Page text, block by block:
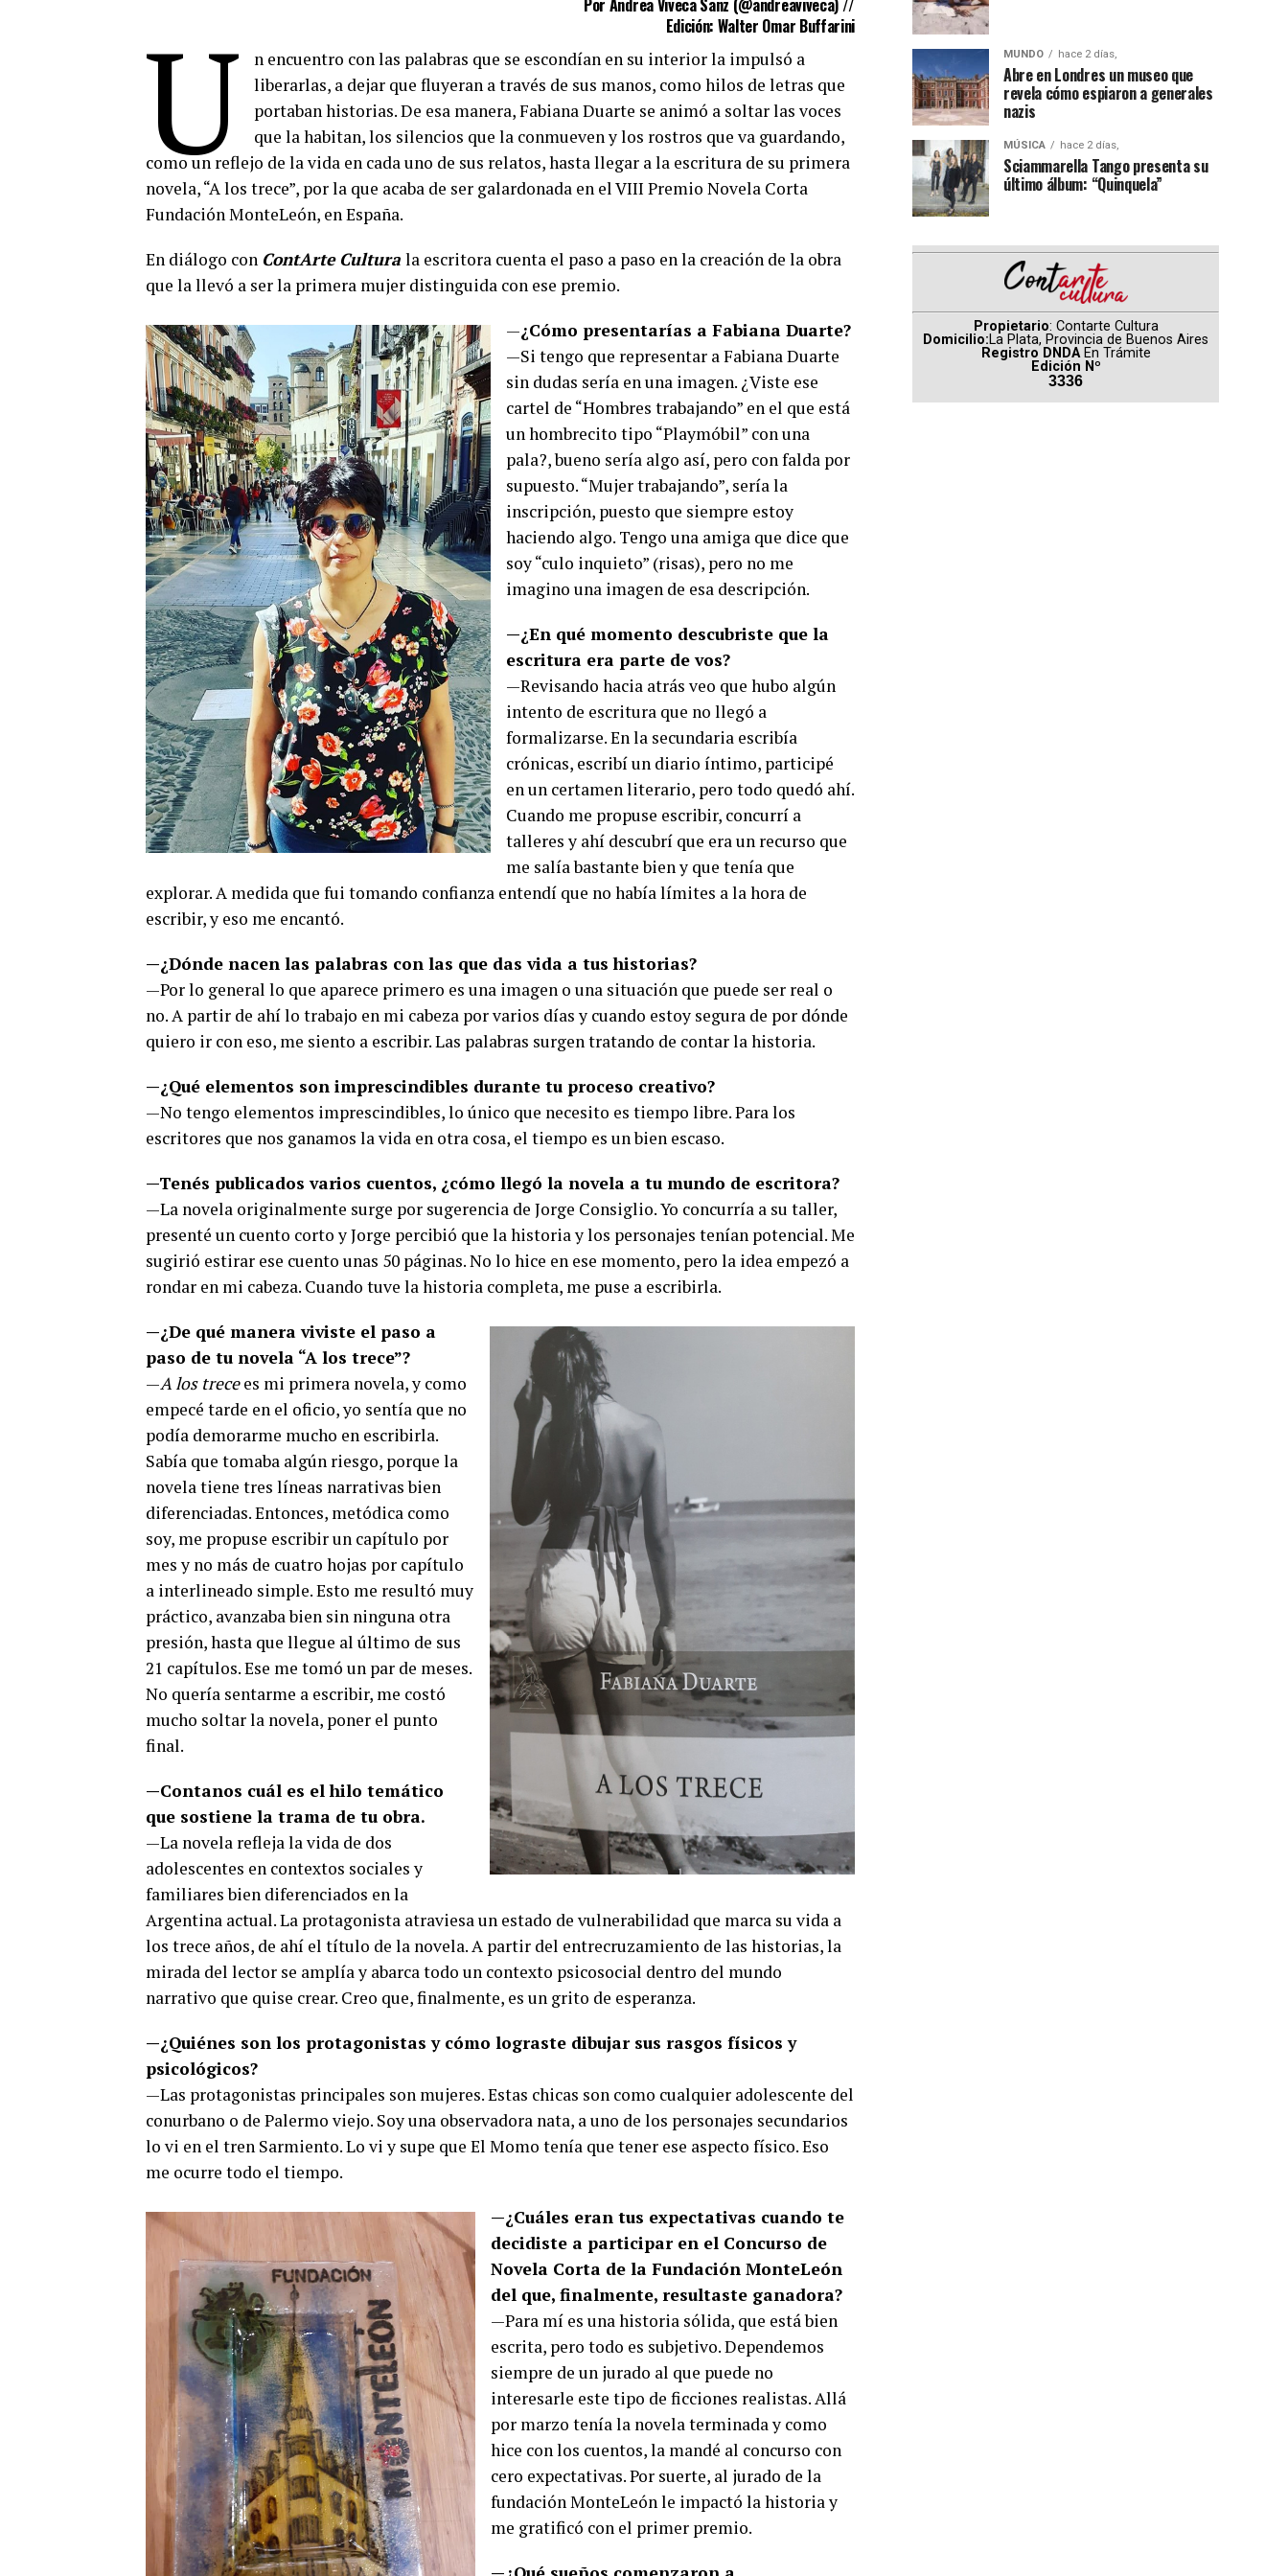
Por Andrea Viveca Sanz (@andreaviveca) //
Edición: Walter Omar Buffarini
U
n encuentro con las palabras que se escondían en su interior la impulsó a
liberarlas, a dejar que fluyeran a través de sus manos, como hilos de letras que
portaban historias. De esa manera, Fabiana Duarte se animó a soltar las voces
que la habitan, los silencios que la conmueven y los rostros que va guardando,
como un reflejo de la vida en cada uno de sus relatos, hasta llegar a la escritura de su primera
novela, “A los trece”, por la que acaba de ser galardonada en el VIII Premio Novela Corta
Fundación MonteLeón, en España.
En diálogo con ContArte Cultura la escritora cuenta el paso a paso en la creación de la obra
que la llevó a ser la primera mujer distinguida con ese premio.
—¿Cómo presentarías a Fabiana Duarte?
—Si tengo que representar a Fabiana Duarte
sin dudas sería en una imagen. ¿Viste ese
cartel de “Hombres trabajando” en el que está
un hombrecito tipo “Playmóbil” con una
pala?, bueno sería algo así, pero con falda por
supuesto. “Mujer trabajando”, sería la
inscripción, puesto que siempre estoy
haciendo algo. Tengo una amiga que dice que
soy “culo inquieto” (risas), pero no me
imagino una imagen de esa descripción.
—¿En qué momento descubriste que la
escritura era parte de vos?
—Revisando hacia atrás veo que hubo algún
intento de escritura que no llegó a
formalizarse. En la secundaria escribía
crónicas, escribí un diario íntimo, participé
en un certamen literario, pero todo quedó ahí.
Cuando me propuse escribir, concurrí a
talleres y ahí descubrí que era un recurso que
me salía bastante bien y que tenía que
explorar. A medida que fui tomando confianza entendí que no había límites a la hora de
escribir, y eso me encantó.
—¿Dónde nacen las palabras con las que das vida a tus historias?
—Por lo general lo que aparece primero es una imagen o una situación que puede ser real o
no. A partir de ahí lo trabajo en mi cabeza por varios días y cuando estoy segura de por dónde
quiero ir con eso, me siento a escribir. Las palabras surgen tratando de contar la historia.
—¿Qué elementos son imprescindibles durante tu proceso creativo?
—No tengo elementos imprescindibles, lo único que necesito es tiempo libre. Para los
escritores que nos ganamos la vida en otra cosa, el tiempo es un bien escaso.
—Tenés publicados varios cuentos, ¿cómo llegó la novela a tu mundo de escritora?
—La novela originalmente surge por sugerencia de Jorge Consiglio. Yo concurría a su taller,
presenté un cuento corto y Jorge percibió que la historia y los personajes tenían potencial. Me
sugirió estirar ese cuento unas 50 páginas. No lo hice en ese momento, pero la idea empezó a
rondar en mi cabeza. Cuando tuve la historia completa, me puse a escribirla.
—¿De qué manera viviste el paso a
paso de tu novela “A los trece”?
—A los trecees mi primera novela, y como
empecé tarde en el oficio, yo sentía que no
podía demorarme mucho en escribirla.
Sabía que tomaba algún riesgo, porque la
novela tiene tres líneas narrativas bien
diferenciadas. Entonces, metódica como
soy, me propuse escribir un capítulo por
mes y no más de cuatro hojas por capítulo
a interlineado simple. Esto me resultó muy
práctico, avanzaba bien sin ninguna otra
presión, hasta que llegue al último de sus
21 capítulos. Ese me tomó un par de meses.
No quería sentarme a escribir, me costó
mucho soltar la novela, poner el punto
final.
—Contanos cuál es el hilo temático
que sostiene la trama de tu obra.
—La novela refleja la vida de dos
adolescentes en contextos sociales y
familiares bien diferenciados en la
Argentina actual. La protagonista atraviesa un estado de vulnerabilidad que marca su vida a
los trece años, de ahí el título de la novela. A partir del entrecruzamiento de las historias, la
mirada del lector se amplía y abarca todo un contexto psicosocial dentro del mundo
narrativo que quise crear. Creo que, finalmente, es un grito de esperanza.
—¿Quiénes son los protagonistas y cómo lograste dibujar sus rasgos físicos y
psicológicos?
—Las protagonistas principales son mujeres. Estas chicas son como cualquier adolescente del
conurbano o de Palermo viejo. Soy una observadora nata, a uno de los personajes secundarios
lo vi en el tren Sarmiento. Lo vi y supe que El Momo tenía que tener ese aspecto físico. Eso
me ocurre todo el tiempo.
—¿Cuáles eran tus expectativas cuando te
decidiste a participar en el Concurso de
Novela Corta de la Fundación MonteLeón
del que, finalmente, resultaste ganadora?
—Para mí es una historia sólida, que está bien
escrita, pero todo es subjetivo. Dependemos
siempre de un jurado al que puede no
interesarle este tipo de ficciones realistas. Allá
por marzo tenía la novela terminada y como
hice con los cuentos, la mandé al concurso con
cero expectativas. Por suerte, al jurado de la
fundación MonteLeón le impactó la historia y
me gratificó con el primer premio.
MUNDO hace 2 días,
Abre en Londres un museo que
revela cómo espiaron a generales
nazis
MÚSICA hace 2 días,
Sciammarella Tango presenta su
último álbum: “Quinquela”
Propietario: Contarte Cultura
Domicilio:La Plata, Provincia de Buenos Aires
Registro DNDA En Trámite
Edición Nº
3336